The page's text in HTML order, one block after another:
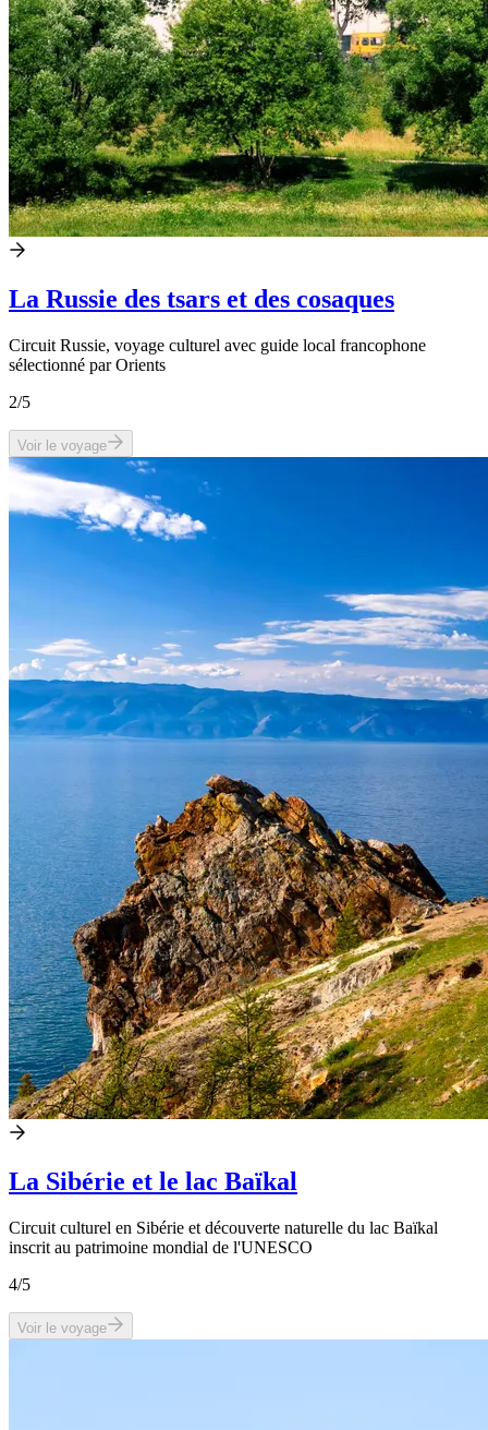
La Russie des tsars et des cosaques
Circuit Russie, voyage culturel avec guide local francophone
sélectionné par Orients
2/5
Voir le voyage
La Sibérie et le lac Baïkal
Circuit culturel en Sibérie et découverte naturelle du lac Baïkal
inscrit au patrimoine mondial de l'UNESCO
4/5
Voir le voyage